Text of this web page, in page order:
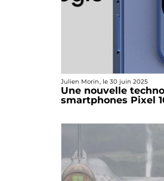
Julien Morin, le 30 juin 2025
Une nouvelle
smartphones Pixel